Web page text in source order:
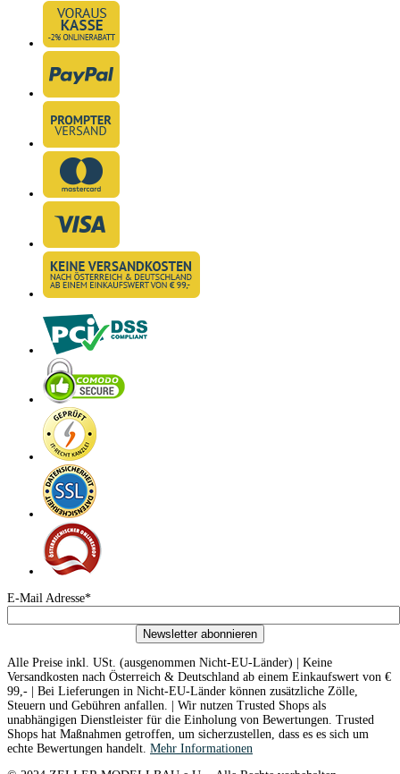
E-Mail Adresse*
Newsletter abonnieren
Alle Preise inkl. USt. (ausgenommen Nicht-EU-Länder) | Keine
Versandkosten nach Österreich & Deutschland ab einem Einkaufswert von €
99,- | Bei Lieferungen in Nicht-EU-Länder können zusätzliche Zölle,
Steuern und Gebühren anfallen. | Wir nutzen Trusted Shops als
unabhängigen Dienstleister für die Einholung von Bewertungen. Trusted
Shops hat Maßnahmen getroffen, um sicherzustellen, dass es es sich um
echte Bewertungen handelt. Mehr Informationen